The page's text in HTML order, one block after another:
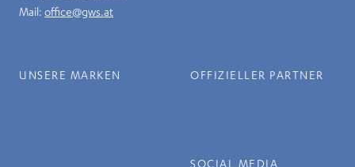
Mail: office@gws.at
UNSERE MARKEN OFFIZIELLER PARTNER
SOCIAL MEDIA